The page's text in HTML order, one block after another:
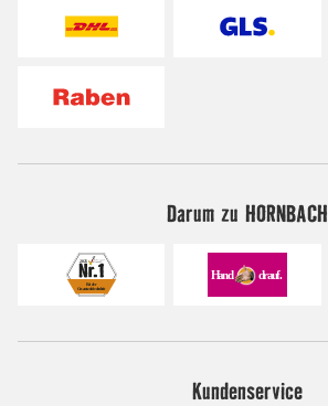
Darum zu HORNBACH
Kundenservice